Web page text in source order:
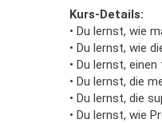
Kurs-Details:
• Du lernst, wie
• Du lernst, wie
• Du lernst,
• Du lernst, die
• Du lernst, die
• Du lernst, wie